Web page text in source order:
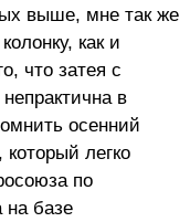
выше, мне так же
как и
что затея с
в
осенний
легко
по
на базе